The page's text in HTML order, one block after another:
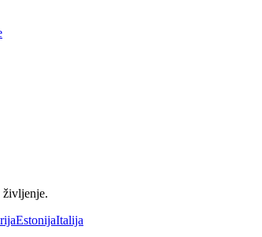
življenje.
EstonijaItalija